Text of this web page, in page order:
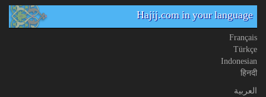
Hajij.com in your language
Français
Türkçe
Indonesian
हिनदी
العربیة